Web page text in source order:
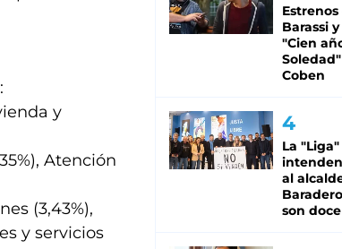
y
Atención
(3,43%),
y servicios
Estrenos
Barassi
"Cien
Coben
La
al
son doce